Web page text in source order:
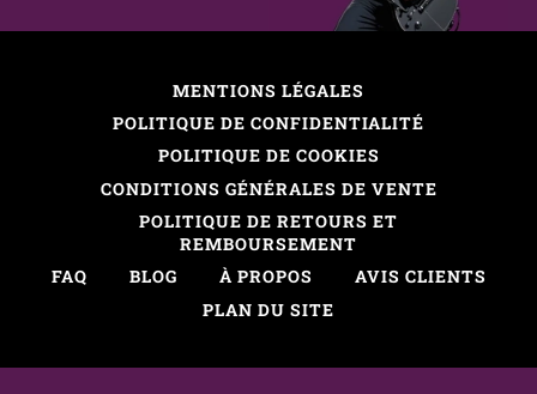
MENTIONS LÉGALES
POLITIQUE DE CONFIDENTIALITÉ
POLITIQUE DE COOKIES
CONDITIONS GÉNÉRALES DE VENTE
POLITIQUE DE RETOURS ET
REMBOURSEMENT
FAQ
BLOG À PROPOS
AVIS CLIENTS
PLAN DU SITE